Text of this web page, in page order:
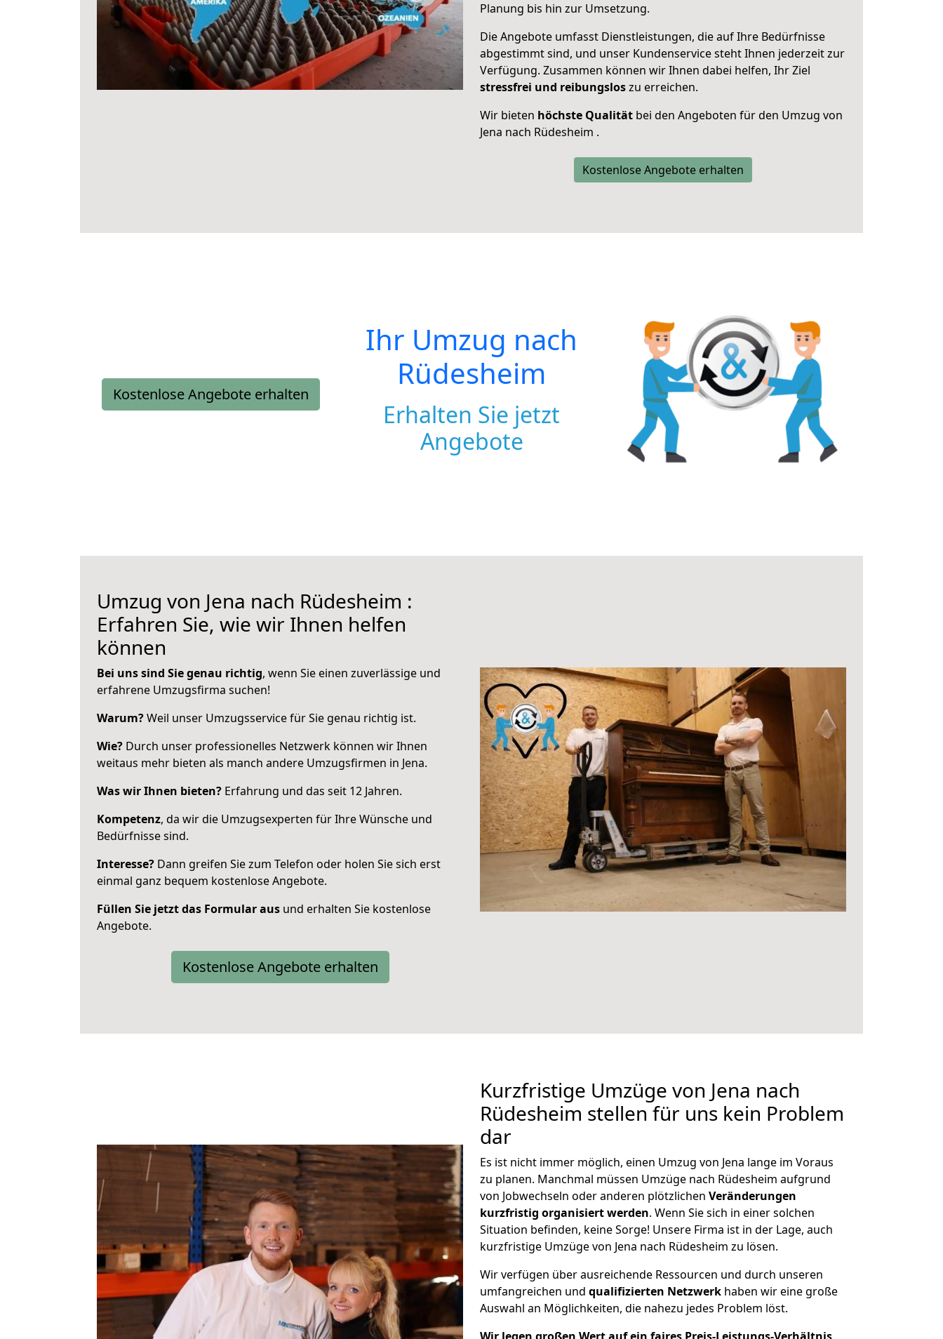
Planung bis hin zur Umsetzung.
Die Angebote umfasst Dienstleistungen, die auf Ihre Bedürfnisse
abgestimmt sind, und unser Kundenservice steht Ihnen jederzeit zur
Verfügung. Zusammen können wir Ihnen dabei helfen, Ihr Ziel
stressfrei und reibungsloszu erreichen.
Wir bieten höchste Qualität bei den Angeboten für den Umzug von
Jena nach Rüdesheim .
Kostenlose Angebote erhalten
Kostenlose Angebote erhalten
Ihr Umzug nach
Rüdesheim
Erhalten Sie jetzt
Angebote
Umzug von Jena nach Rüdesheim :
Erfahren Sie, wie wir Ihnen helfen
können
Bei uns sind Sie genau richtig, wenn Sie einen zuverlässige und
erfahrene Umzugsfirma suchen!
Warum?Weil unser Umzugsservice für Sie genau richtig ist.
Wie? Durch unser professionelles Netzwerk können wir Ihnen
weitaus mehr bieten als manch andere Umzugsfirmen in Jena.
Was wir Ihnen bieten? Erfahrung und das seit 12 Jahren.
Kompetenz, da wir die Umzugsexperten für Ihre Wünsche und
Bedürfnisse sind.
Interesse? Dann greifen Sie zum Telefon oder holen Sie sich erst
einmal ganz bequem kostenlose Angebote.
Füllen Sie jetzt das Formular aus und erhalten Sie kostenlose
Angebote.
Kostenlose Angebote erhalten
Kurzfristige Umzüge von Jena nach
Rüdesheim stellen für uns kein Problem
dar
Es ist nicht immer möglich, einen Umzug von Jena lange im Voraus
zu planen. Manchmal müssen Umzüge nach Rüdesheim aufgrund
von Jobwechseln oder anderen plötzlichen Veränderungen
kurzfristig organisiert werden. Wenn Sie sich in einer solchen
Situation befinden, keine Sorge! Unsere Firma ist in der Lage, auch
kurzfristige Umzüge von Jena nach Rüdesheim zu lösen.
Wir verfügen über ausreichende Ressourcen und durch unseren
umfangreichen und qualifizierten Netzwerk haben wir eine große
Auswahl an Möglichkeiten, die nahezu jedes Problem löst.